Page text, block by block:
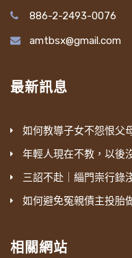
886-2-2493-0076
amtbsx@gmail.com
最新訊息
如何教導子女不怨恨父
年輕人現在不教，以後
三詔不赴｜緇門崇行錄
如何避免冤親債主投胎
相關網站